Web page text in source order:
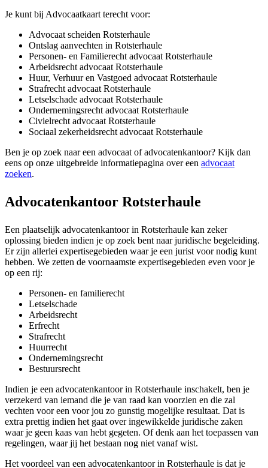
Je kunt bij Advocaatkaart terecht voor:
Advocaat scheiden Rotsterhaule
Ontslag aanvechten in Rotsterhaule
Personen- en Familierecht advocaat Rotsterhaule
Arbeidsrecht advocaat Rotsterhaule
Huur, Verhuur en Vastgoed advocaat Rotsterhaule
Strafrecht advocaat Rotsterhaule
Letselschade advocaat Rotsterhaule
Ondernemingsrecht advocaat Rotsterhaule
Civielrecht advocaat Rotsterhaule
Sociaal zekerheidsrecht advocaat Rotsterhaule
Ben je op zoek naar een advocaat of advocatenkantoor? Kijk dan
eens op onze uitgebreide informatiepagina over een advocaat
zoeken.
Advocatenkantoor Rotsterhaule
Een plaatselijk advocatenkantoor in Rotsterhaule kan zeker
oplossing bieden indien je op zoek bent naar juridische begeleiding.
Er zijn allerlei expertisegebieden waar je een jurist voor nodig kunt
hebben. We zetten de voornaamste expertisegebieden even voor je
op een rij:
Personen- en familierecht
Letselschade
Arbeidsrecht
Erfrecht
Strafrecht
Huurrecht
Ondernemingsrecht
Bestuursrecht
Indien je een advocatenkantoor in Rotsterhaule inschakelt, ben je
verzekerd van iemand die je van raad kan voorzien en die zal
vechten voor een voor jou zo gunstig mogelijke resultaat. Dat is
extra prettig indien het gaat over ingewikkelde juridische zaken
waar je geen kaas van hebt gegeten. Of denk aan het toepassen van
regelingen, waar jij het bestaan nog niet vanaf wist.
Het voordeel van een advocatenkantoor in Rotsterhaule is dat je